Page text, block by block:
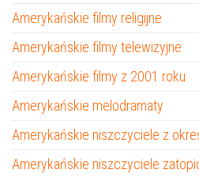
Amerykańskie filmy religijne
Amerykańskie filmy telewizyjne
Amerykańskie filmy z 2001 roku
Amerykańskie melodramaty
Amerykańskie niszczyciele z
Amerykańskie niszczyciele